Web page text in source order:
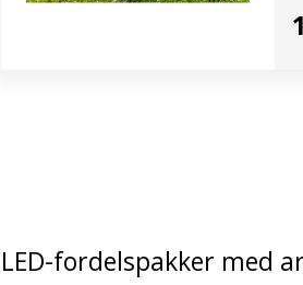
LED-fordelspakker med